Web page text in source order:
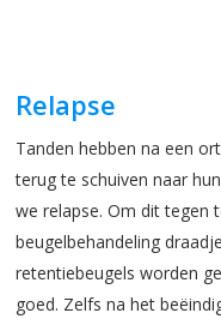
Relapse
Tanden hebben na een
terug te schuiven naar
we relapse. Om dit tegen
beugelbehandeling
retentiebeugels worden
goed. Zelfs na het